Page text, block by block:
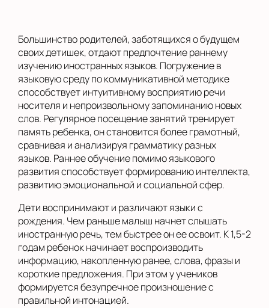
Большинство родителей, заботящихся о будущем
своих детишек, отдают предпочтение раннему
изучению иностранных языков. Погружение в
языковую среду по коммуникативной методике
способствует интуитивному восприятию речи
носителя и непроизвольному запоминанию новых
слов. Регулярное посещение занятий тренирует
память ребенка, он становится более грамотный,
сравнивая и анализируя грамматику разных
языков. Раннее обучение помимо языкового
развития способствует формированию интеллекта,
развитию эмоциональной и социальной сфер.
Дети воспринимают и различают языки с
рождения. Чем раньше малыш начнет слышать
иностранную речь, тем быстрее он ее освоит. К 1,5-2
годам ребенок начинает воспроизводить
информацию, накопленную ранее, слова, фразы и
короткие предложения. При этом у учеников
формируется безупречное произношение с
правильной интонацией.